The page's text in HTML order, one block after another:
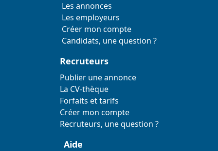
Les annonces
Les employeurs
Créer mon compte
Candidats, une question ?
Recruteurs
Publier une annonce
La CV-thèque
Forfaits et tarifs
Créer mon compte
Recruteurs, une question ?
Aide